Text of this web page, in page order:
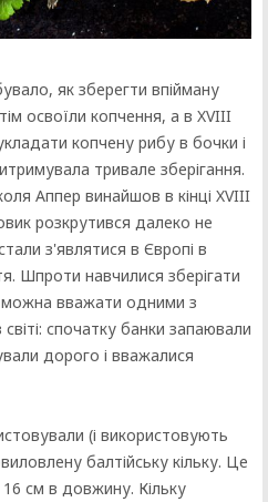
як зберегти впійману
освоїли копчення, а в XVIII
копчену рибу в бочки і
тривале зберігання.
Аппер винайшов в кінці XVIII
розкрутився далеко не
з'являтися в Європі в
Шпроти навчилися зберігати
можна вважати одними з
спочатку банки запаювали
дорого і вважалися
(і використовують
балтійську кільку. Це
см в довжину. Кільку